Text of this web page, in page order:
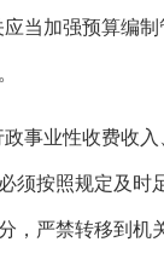
当加强预算编制
事业性收费收
须按照规定及时
，严禁转移到